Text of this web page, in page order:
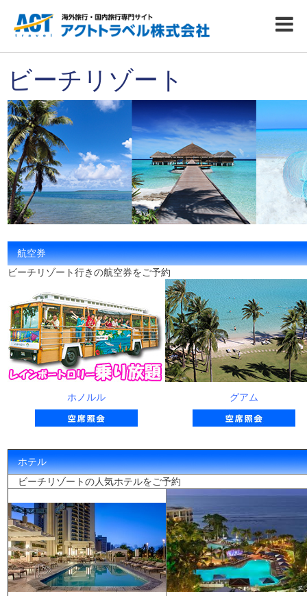
ビーチリゾート
航空券
ビーチリゾート行きの航空券をご予約
ホノルル グアム
ホテル
ビーチリゾートの人気ホテルをご予約